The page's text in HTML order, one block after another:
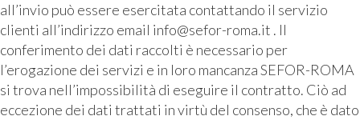
all’invio può essere esercitata contattando il servizio
clienti all’indirizzo email info@sefor-roma.it . Il
conferimento dei dati raccolti è necessario per
l’erogazione dei servizi e in loro mancanza SEFOR-ROMA
si trova nell’impossibilità di eseguire il contratto. Ciò ad
eccezione dei dati trattati in virtù del consenso, che è dato